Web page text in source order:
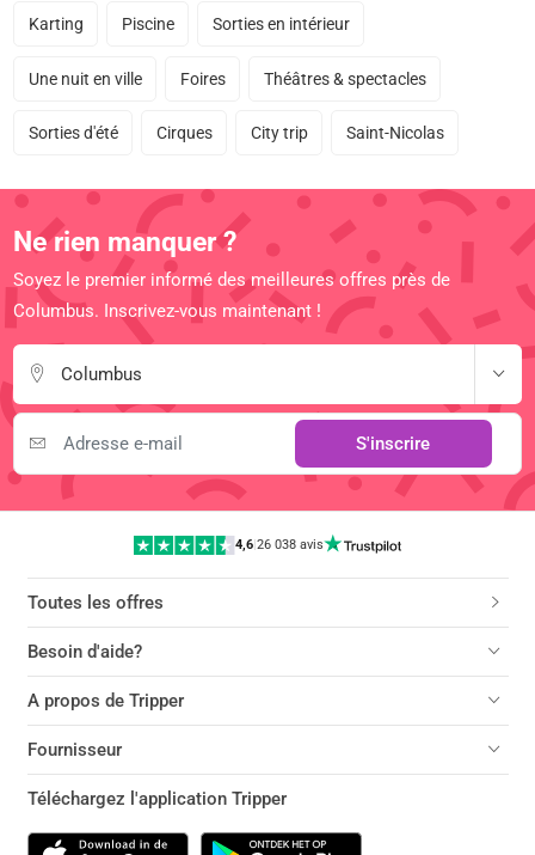
Karting Piscine Sorties en intérieur
Une nuit en ville Foires Théâtres & spectacles
Sorties d'été Cirques City trip Saint-Nicolas
Ne rien manquer ?
Soyez le premier informé des meilleures offres près de
Columbus. Inscrivez-vous maintenant !
Columbus
S'inscrire
4,6 |26 038 avis
Toutes les offres
Besoin d'aide?
A propos de Tripper
Fournisseur
Téléchargez l'application Tripper